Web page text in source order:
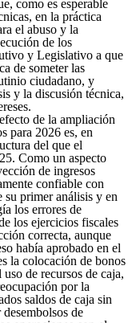
como es esperable
en la práctica
el abuso y la
de los
y Legislativo a que
de someter las
ciudadano, y
y la discusión técnica,
de la ampliación
para 2026 es, en
del que el
Como un aspecto
de ingresos
confiable con
primer análisis y en
los errores de
los ejercicios fiscales
correcta, aunque
había aprobado en el
la colocación de bonos
de recursos de caja,
por la
saldos de caja sin
de